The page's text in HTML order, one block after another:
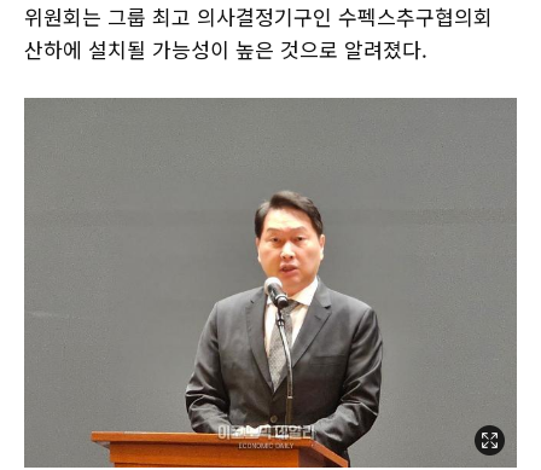
위원회는 그룹 최고 의사결정기구인 수펙스추구협의회
산하에 설치될 가능성이 높은 것으로 알려졌다.